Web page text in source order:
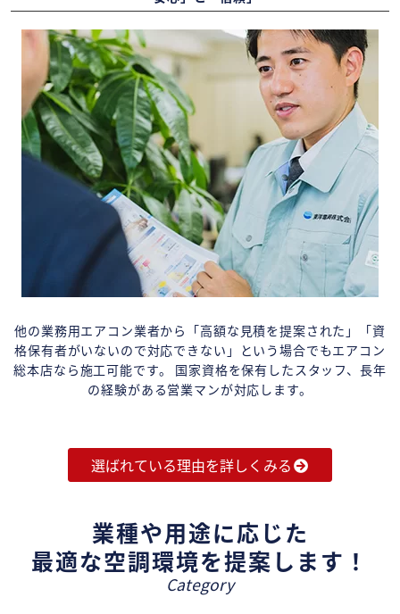
他の業務用エアコン業者から「高額な見積を提案された」「資
格保有者がいないので対応できない」という場合でもエアコン
総本店なら施工可能です。 国家資格を保有したスタッフ、長年
の経験がある営業マンが対応します。
選ばれている理由を詳しくみる
業種や用途に応じた
最適な空調環境を提案します！
Category